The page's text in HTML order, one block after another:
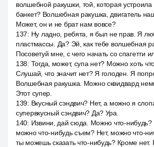
волшебной ракушки, той, которая
банкет? Волшебная ракушка, двигатель
Может, он и не брат нам вовсе?
137: Ну ладно, ребята, я был не прав. Я
пластмассы. Да? Эй, как тебе волшебная
Посоветуй мне, с чего начать со спагетти
138: Тогда, может, супа нет? Можно хоть
Слушай, что значит нет? Я голоден. Я
Волшебная ракушка. Можно сквидвард
Этот супер.
139: Вкусный сэндвич? Нет, а можно я
супервкусный сэндвич? Да? Ура.
140: Извини, дай сюда. Можно что-
можно что-нибудь съем? Нет, можно что-
ты можешь сказать что-нибудь? Кроме нет.